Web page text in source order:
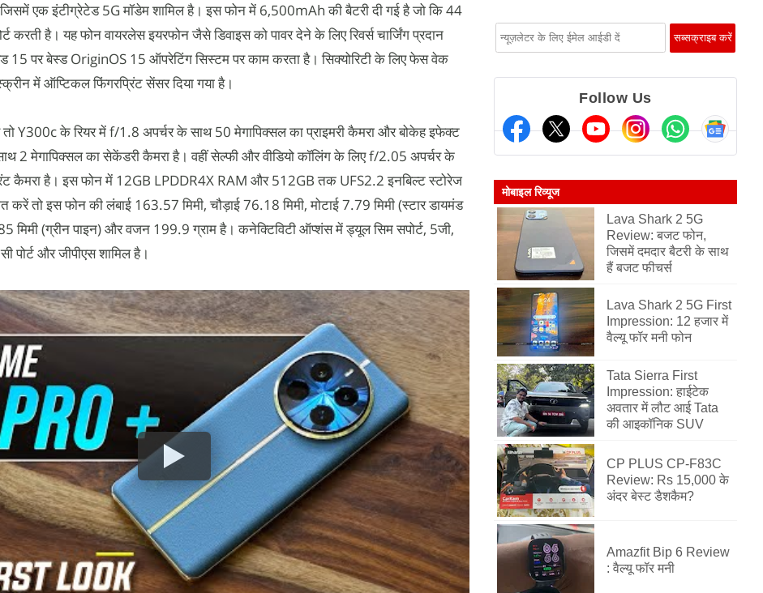
जिसमें एक इंटीग्रेटेड 5G मॉडेम शामिल है। इस फोन में 6,500mAh की बैटरी दी गई है जो कि 44
करती है। यह फोन वायरलेस इयरफोन जैसे डिवाइस को पावर देने के लिए रिवर्स चार्जिंग प्रदान
15 पर बेस्ड OriginOS 15 ऑपरेटिंग सिस्टम पर काम करता है। सिक्योरिटी के लिए फेस वेक
में ऑप्टिकल फिंगरप्रिंट सेंसर दिया गया है।
Y300c के रियर में f/1.8 अपर्चर के साथ 50 मेगापिक्सल का प्राइमरी कैमरा और बोकेह इफेक्ट
2 मेगापिक्सल का सेकेंडरी कैमरा है। वहीं सेल्फी और वीडियो कॉलिंग के लिए f/2.05 अपर्चर के
कैमरा है। इस फोन में 12GB LPDDR4X RAM और 512GB तक UFS2.2 इनबिल्ट स्टोरेज
करें तो इस फोन की लंबाई 163.57 मिमी, चौड़ाई 76.18 मिमी, मोटाई 7.79 मिमी (स्टार डायमंड
मिमी (ग्रीन पाइन) और वजन 199.9 ग्राम है। कनेक्टिविटी ऑप्शंस में ड्यूल सिम सपोर्ट, 5जी,
पोर्ट और जीपीएस शामिल है।
Follow Us
मोबाइल रिव्यूज
Lava Shark 2 5G
Review: बजट फोन,
जिसमें दमदार बैटरी के साथ
हैं बजट फीचर्स
Lava Shark 2 5G First
Impression: 12 हजार में
वैल्यू फॉर मनी फोन
Tata Sierra First
Impression: हाईटेक
अवतार में लौट आई Tata
की आइकॉनिक SUV
CP PLUS CP-F83C
Review: Rs 15,000 के
अंदर बेस्ट डैशकैम?
Amazfit Bip 6 Review
: वैल्यू फॉर मनी